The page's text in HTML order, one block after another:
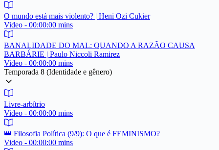
O mundo está mais violento? | Heni Ozi Cukier
Video - 00:00:00 mins
BANALIDADE DO MAL: QUANDO A RAZÃO CAUSA
BARBÁRIE | Paulo Niccoli Ramirez
Video - 00:00:00 mins
Temporada 8 (Identidade e gênero)
Livre-arbítrio
Video - 00:00:00 mins
👑 Filosofia Política (9/9): O que é FEMINISMO?
Video - 00:00:00 mins